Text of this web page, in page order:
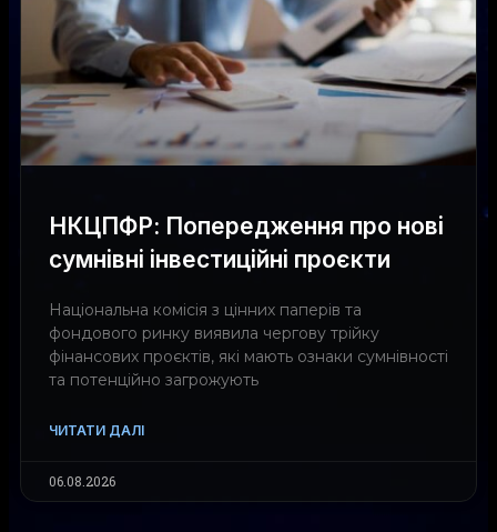
НКЦПФР: Попередження про нові
сумнівні інвестиційні проєкти
Національна комісія з цінних паперів та
фондового ринку виявила чергову трійку
фінансових проєктів, які мають ознаки сумнівності
та потенційно загрожують
ЧИТАТИ ДАЛІ
06.08.2026